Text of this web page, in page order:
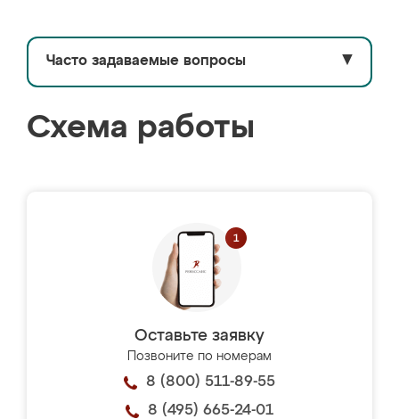
Часто задаваемые вопросы ▼
Схема работы
Оставьте заявку
Позвоните по номерам
8 (800) 511-89-55
8 (495) 665-24-01